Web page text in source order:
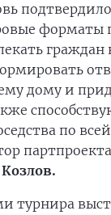
форматы
граждан
дому и
по
партпроекта
турнира